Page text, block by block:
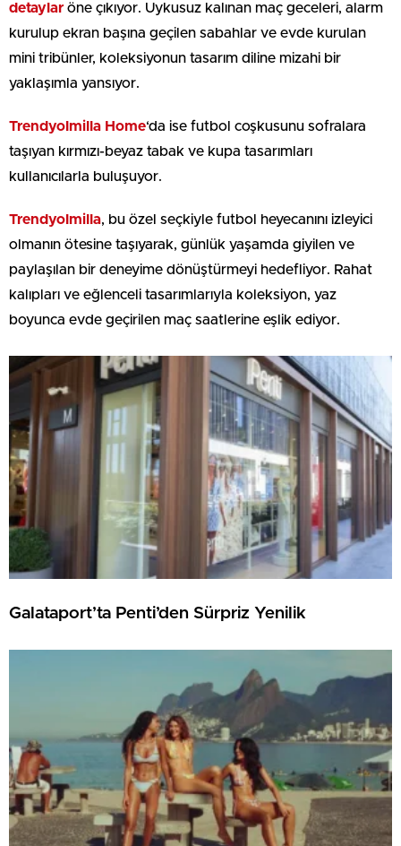
detaylar öne çıkıyor. Uykusuz kalınan maç geceleri, alarm
kurulup ekran başına geçilen sabahlar ve evde kurulan
mini tribünler, koleksiyonun tasarım diline mizahi bir
yaklaşımla yansıyor.
Trendyolmilla Home‘da ise futbol coşkusunu sofralara
taşıyan kırmızı-beyaz tabak ve kupa tasarımları
kullanıcılarla buluşuyor.
Trendyolmilla, bu özel seçkiyle futbol heyecanını izleyici
olmanın ötesine taşıyarak, günlük yaşamda giyilen ve
paylaşılan bir deneyime dönüştürmeyi hedefliyor. Rahat
kalıpları ve eğlenceli tasarımlarıyla koleksiyon, yaz
boyunca evde geçirilen maç saatlerine eşlik ediyor.
Galataport’ta Penti’den Sürpriz Yenilik